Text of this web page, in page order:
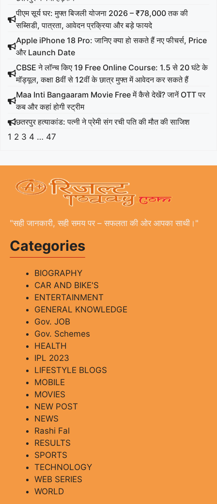
पीएम सूर्य घर: मुफ्त बिजली योजना 2026 – ₹78,000 तक की
सब्सिडी, पात्रता, आवेदन प्रक्रिया और बड़े फायदे
Apple iPhone 18 Pro: जानिए क्या हो सकते हैं नए फीचर्स, Price
और Launch Date
CBSE ने लॉन्च किए 19 Free Online Course: 1.5 से 20 घंटे के
मॉड्यूल, कक्षा 8वीं से 12वीं के छात्र मुफ्त में आवेदन कर सकते हैं
Maa Inti Bangaaram Movie Free में कैसे देखें? जानें OTT पर
कब और कहां होगी स्ट्रीम
छतरपुर हत्याकांड: पत्नी ने प्रेमी संग रची पति की मौत की साजिश
1 2 3 4 … 47
"सही जानकारी, सही समय पर – सफलता की ओर आपका साथी।"
Categories
BIOGRAPHY
CAR AND BIKE'S
ENTERTAINMENT
GENERAL KNOWLEDGE
Gov. JOB
Gov. Schemes
HEALTH
IPL 2023
LIFESTYLE BLOGS
MOBILE
MOVIES
NEW POST
NEWS
Rashi Fal
RESULTS
SPORTS
TECHNOLOGY
WEB SERIES
WORLD